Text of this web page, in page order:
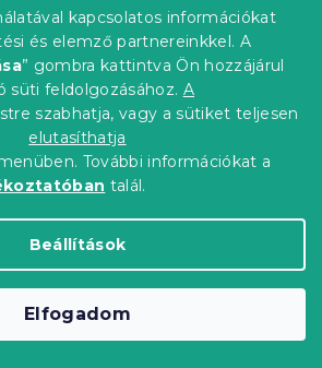
kapcsolatos információkat
és elemző partnereinkkel. A
” gombra kattintva Ön hozzájárul
süti feldolgozásához. A
szabhatja, vagy a sütiket teljesen
elutasíthatja
További információkat a
talál.
Beállítások
Elfogadom